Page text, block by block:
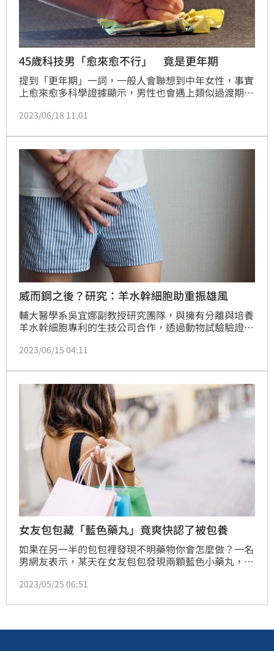
45歲科技男「愈來愈不行」 竟是更年期
提到「更年期」一詞，一般人會聯想到中年女性，事實
上愈來愈多科學證據顯示，男性也會遇上類似過渡期。
師確認是更年期報到，服藥治療後荷爾蒙逐步回復正
2023/06/18 11:01
威而鋼之後？研究：羊水幹細胞助重振雄風
輔大醫學系吳宜娜副教授研究團隊，與擁有分離與培養
羊水幹細胞專利的生技公司合作，透過動物試驗驗證羊
確有改善大鼠生殖器勃起的效果，未來若成功透過臨床
振雄風。（記者：簡浩正）
2023/06/15 04:11
女友包包藏「藍色藥丸」竟爽快認了被包養
如果在另一半的包包裡發現不明藥物你會怎麼做？一名
男網友表示，某天在女友包包發現兩顆藍色小藥丸，女
後發現，女友帶的根本是壯陽藥，讓他當場傻眼；一問
打擊，不知該如何是好。
2023/05/25 06:51